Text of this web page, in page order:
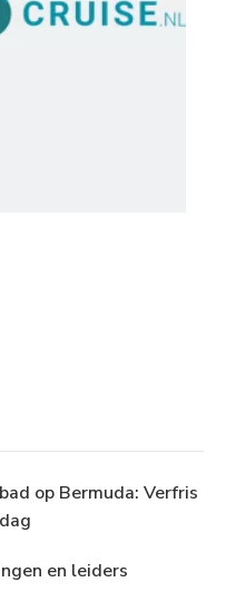
op Bermuda: Verfris
en leiders